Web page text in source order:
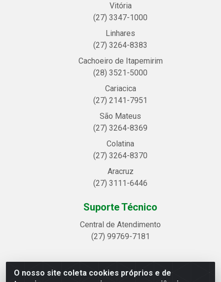
O nosso site coleta cookies próprios e de
Vitória
(27) 3347-1000
Linhares
(27) 3264-8383
Cachoeiro de Itapemirim
(28) 3521-5000
Cariacica
(27) 2141-7951
São Mateus
(27) 3264-8369
Colatina
(27) 3264-8370
Aracruz
(27) 3111-6446
Suporte Técnico
Central de Atendimento
(27) 99769-7181
Linhavix Distribuidora LTDA - Avenida Alegre, 2521 -